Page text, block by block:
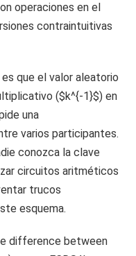
operaciones en el
contraintuitivas
que el valor aleatorio
($k^{-1}$) en
una
varios participantes.
conozca la clave
circuitos aritméticos
trucos
esquema.